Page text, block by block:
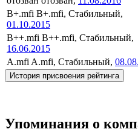
B+.mfi B+.mfi, Стабильный,
01.10.2015
B++.mfi B++.mfi, Стабильный,
16.06.2015
A.mfi A.mfi, Стабильный,
История присвоения рейтинга
Упоминания о